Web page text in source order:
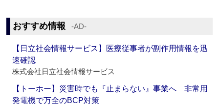
おすすめ情報 ‐AD‐
【日立社会情報サービス】医療従事者が副作用情報を迅
速確認
株式会社日立社会情報サービス
【トーホー】災害時でも『止まらない』事業へ 非常用
発電機で万全のBCP対策